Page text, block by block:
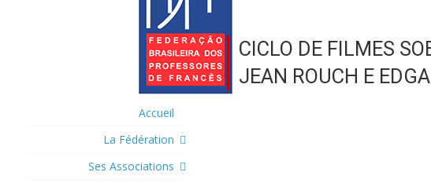
Accueil
La Fédération
Ses Associations
CICLO DE FILMES
JEAN ROUCH E